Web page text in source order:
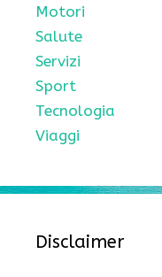
Motori
Salute
Servizi
Sport
Tecnologia
Viaggi
Disclaimer